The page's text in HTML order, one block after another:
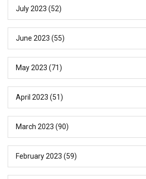
July 2023 (52)
June 2023 (55)
May 2023 (71)
April 2023 (51)
March 2023 (90)
February 2023 (59)